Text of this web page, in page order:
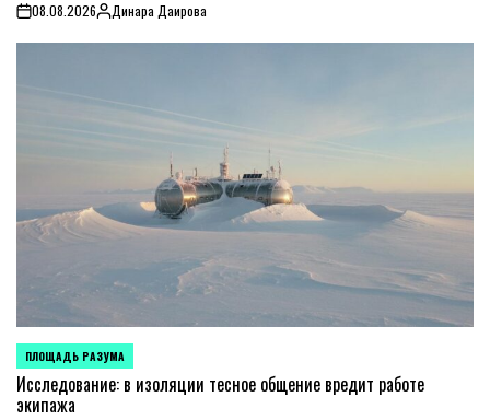
on08.08.2026Posted
by
Динара Даирова
POSTED
IN
ПЛОЩАДЬ РАЗУМА
Исследование: в изоляции тесное общение вредит работе
экипажа